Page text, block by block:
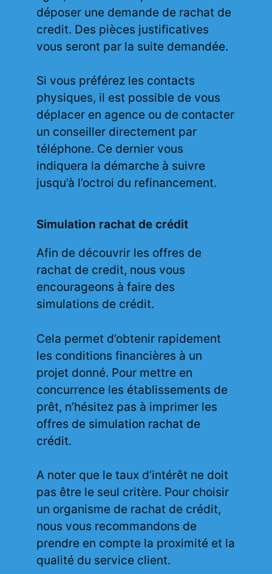
déposer une demande de rachat de
credit. Des pièces justificatives
vous seront par la suite demandée.
Si vous préférez les contacts
physiques, il est possible de vous
déplacer en agence ou de contacter
un conseiller directement par
téléphone. Ce dernier vous
indiquera la démarche à suivre
jusqu’à l’octroi du refinancement.
Simulation rachat de crédit
Afin de découvrir les offres de
rachat de credit, nous vous
encourageons à faire des
simulations de crédit.
Cela permet d’obtenir rapidement
les conditions financières à un
projet donné. Pour mettre en
concurrence les établissements de
prêt, n’hésitez pas à imprimer les
offres de simulation rachat de
crédit.
A noter que le taux d’intérêt ne doit
pas être le seul critère. Pour choisir
un organisme de rachat de crédit,
nous vous recommandons de
prendre en compte la proximité et la
qualité du service client.